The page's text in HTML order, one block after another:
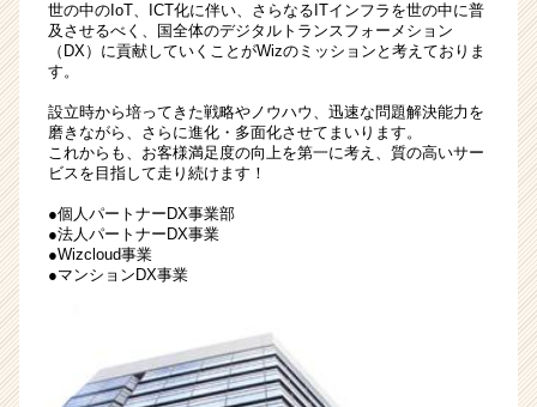
ン
チ
成
長
企
か
ら
ト
が
届
世の中のIoT、ICT化に伴い、さらなるITインフラを世の中に普
及させるべく、国全体のデジタルトランスフォーメション
（DX）に貢献していくことがWizのミッションと考えておりま
す。
設立時から培ってきた戦略やノウハウ、迅速な問題解決能力を
磨きながら、さらに進化・多面化させてまいります。
これからも、お客様満足度の向上を第一に考え、質の高いサー
ビスを目指して走り続けます！
●個人パートナーDX事業部
●法人パートナーDX事業
●Wizcloud事業
●マンションDX事業